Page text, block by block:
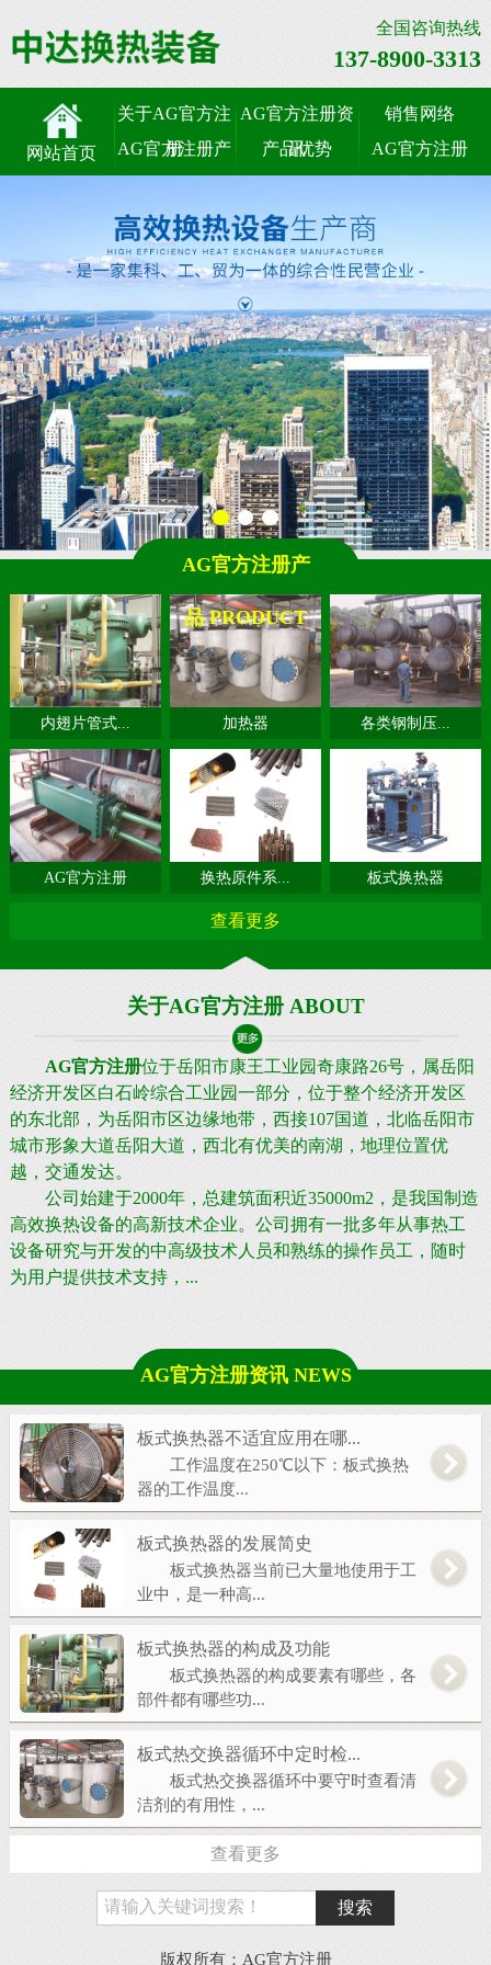
全国咨询热线
137-8900-3313
网站首页
关于AG官方注
册
AG官方注册产
AG官方注册资
讯
产品优势
销售网络
AG官方注册
AG官方注册产
品 PRODUCT
内翅片管式... 加热器 各类钢制压...
AG官方注册 换热原件系... 板式换热器
查看更多
关于AG官方注册 ABOUT
AG官方注册位于岳阳市康王工业园奇康路26号，属岳阳
经济开发区白石岭综合工业园一部分，位于整个经济开发区
的东北部，为岳阳市区边缘地带，西接107国道，北临岳阳市
城市形象大道岳阳大道，西北有优美的南湖，地理位置优
越，交通发达。
公司始建于2000年，总建筑面积近35000m2，是我国制造
高效换热设备的高新技术企业。公司拥有一批多年从事热工
设备研究与开发的中高级技术人员和熟练的操作员工，随时
为用户提供技术支持，...
AG官方注册资讯 NEWS
板式换热器不适宜应用在哪...
工作温度在250℃以下：板式换热
器的工作温度...
板式换热器的发展简史
板式换热器当前已大量地使用于工
业中，是一种高...
板式换热器的构成及功能
板式换热器的构成要素有哪些，各
部件都有哪些功...
板式热交换器循环中定时检...
板式热交换器循环中要守时查看清
洁剂的有用性，...
查看更多
版权所有：AG官方注册